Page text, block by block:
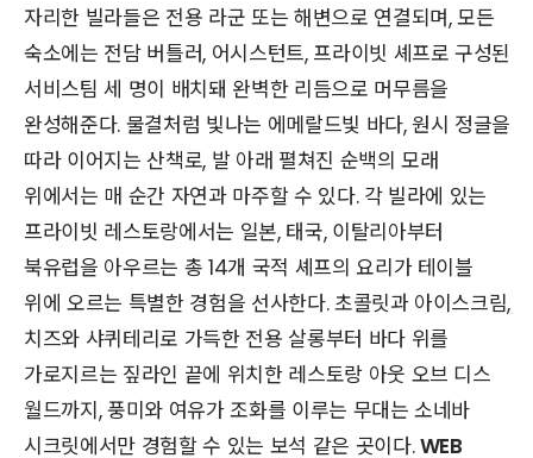
자리한 빌라들은 전용 라군 또는 해변으로 연결되며, 모든
숙소에는 전담 버틀러, 어시스턴트, 프라이빗 셰프로 구성된
서비스팀 세 명이 배치돼 완벽한 리듬으로 머무름을
완성해준다. 물결처럼 빛나는 에메랄드빛 바다, 원시 정글을
따라 이어지는 산책로, 발 아래 펼쳐진 순백의 모래
위에서는 매 순간 자연과 마주할 수 있다. 각 빌라에 있는
프라이빗 레스토랑에서는 일본, 태국, 이탈리아부터
북유럽을 아우르는 총 14개 국적 셰프의 요리가 테이블
위에 오르는 특별한 경험을 선사한다. 초콜릿과 아이스크림,
치즈와 샤퀴테리로 가득한 전용 살롱부터 바다 위를
가로지르는 짚라인 끝에 위치한 레스토랑 아웃 오브 디스
월드까지, 풍미와 여유가 조화를 이루는 무대는 소네바
시크릿에서만 경험할 수 있는 보석 같은 곳이다.WEB